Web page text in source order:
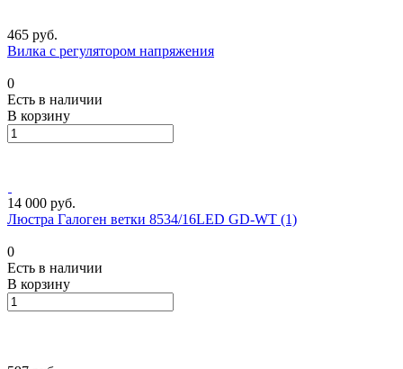
465 руб.
Вилка с регулятором напряжения
0
Есть в наличии
В корзину
14 000 руб.
Люстра Галоген ветки 8534/16LED GD-WT (1)
0
Есть в наличии
В корзину